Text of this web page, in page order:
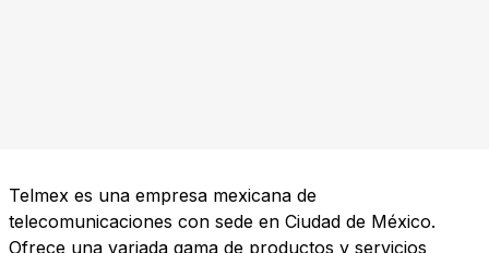
Telmex es una empresa mexicana de
telecomunicaciones con sede en Ciudad de México.
Ofrece una variada gama de productos y servicios